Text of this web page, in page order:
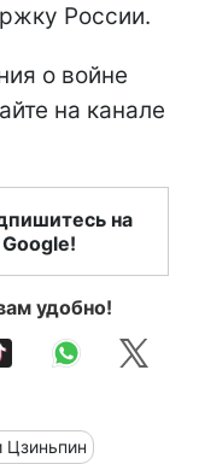
России.
о войне
на канале
на
удобно!
Цзиньпин